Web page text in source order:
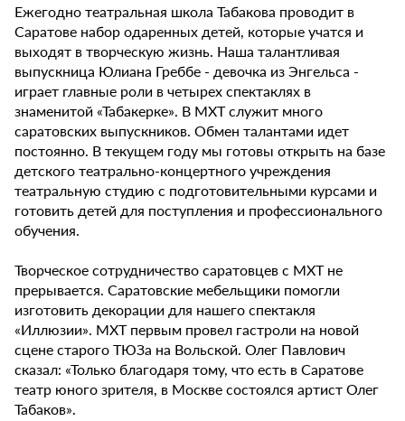
Ежегодно театральная школа Табакова проводит в
Саратове набор одаренных детей, которые учатся и
выходят в творческую жизнь. Наша талантливая
выпускница Юлиана Греббе - девочка из Энгельса -
играет главные роли в четырех спектаклях в
знаменитой «Табакерке». В МХТ служит много
саратовских выпускников. Обмен талантами идет
постоянно. В текущем году мы готовы открыть на базе
детского театрально-концертного учреждения
театральную студию с подготовительными курсами и
готовить детей для поступления и профессионального
обучения.
Творческое сотрудничество саратовцев с МХТ не
прерывается. Саратовские мебельщики помогли
изготовить декорации для нашего спектакля
«Иллюзии». МХТ первым провел гастроли на новой
сцене старого ТЮЗа на Вольской. Олег Павлович
сказал: «Только благодаря тому, что есть в Саратове
театр юного зрителя, в Москве состоялся артист Олег
Табаков».